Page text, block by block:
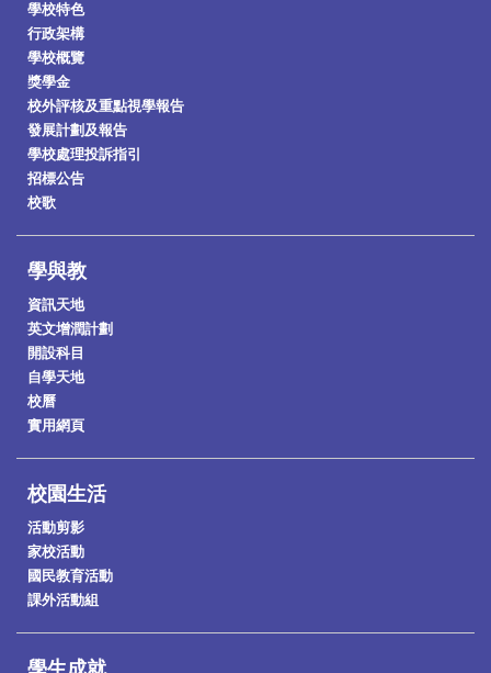
學校特色
行政架構
學校概覽
獎學金
校外評核及重點視學報告
發展計劃及報告
學校處理投訴指引
招標公告
校歌
學與教
資訊天地
英文增潤計劃
開設科目
自學天地
校曆
實用網頁
校園生活
活動剪影
家校活動
國民教育活動
課外活動組